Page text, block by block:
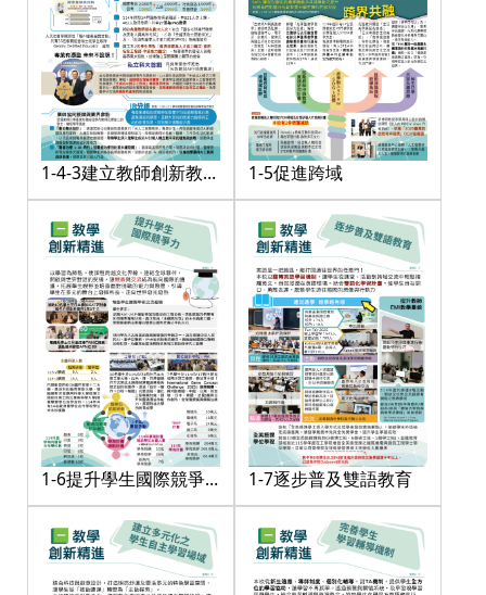
1-4-3建立教師創新教學
與產業人才培育鏈結之
機制
1-5促進跨域
1-6提升學生國際競爭
力
1-7逐步普及雙語教育